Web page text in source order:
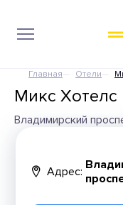
Главная Отели
Микс Хотелс
Владимирский
Адрес: